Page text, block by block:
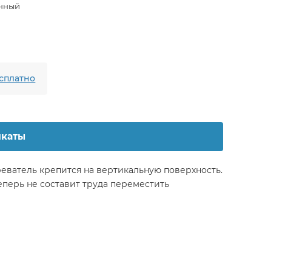
крепится на вертикальную поверхность.
не составит труда переместить